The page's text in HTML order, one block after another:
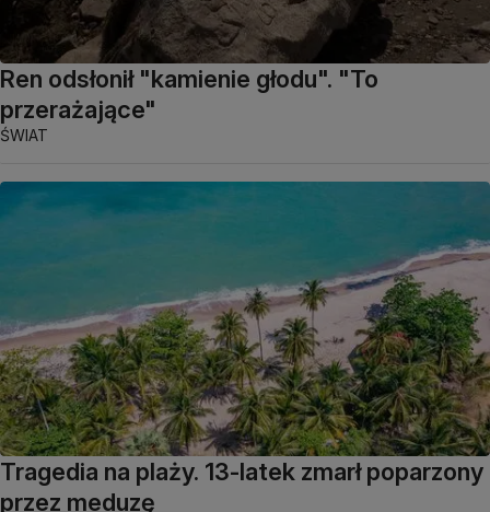
Ren odsłonił "kamienie głodu". "To
przerażające"
ŚWIAT
Tragedia na plaży. 13-latek zmarł poparzony
przez meduzę